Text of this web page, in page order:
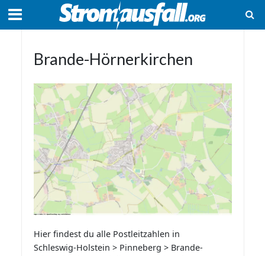
Brande-Hörnerkirchen
Hier findest du alle Postleitzahlen in
Schleswig-Holstein > Pinneberg > Brande-